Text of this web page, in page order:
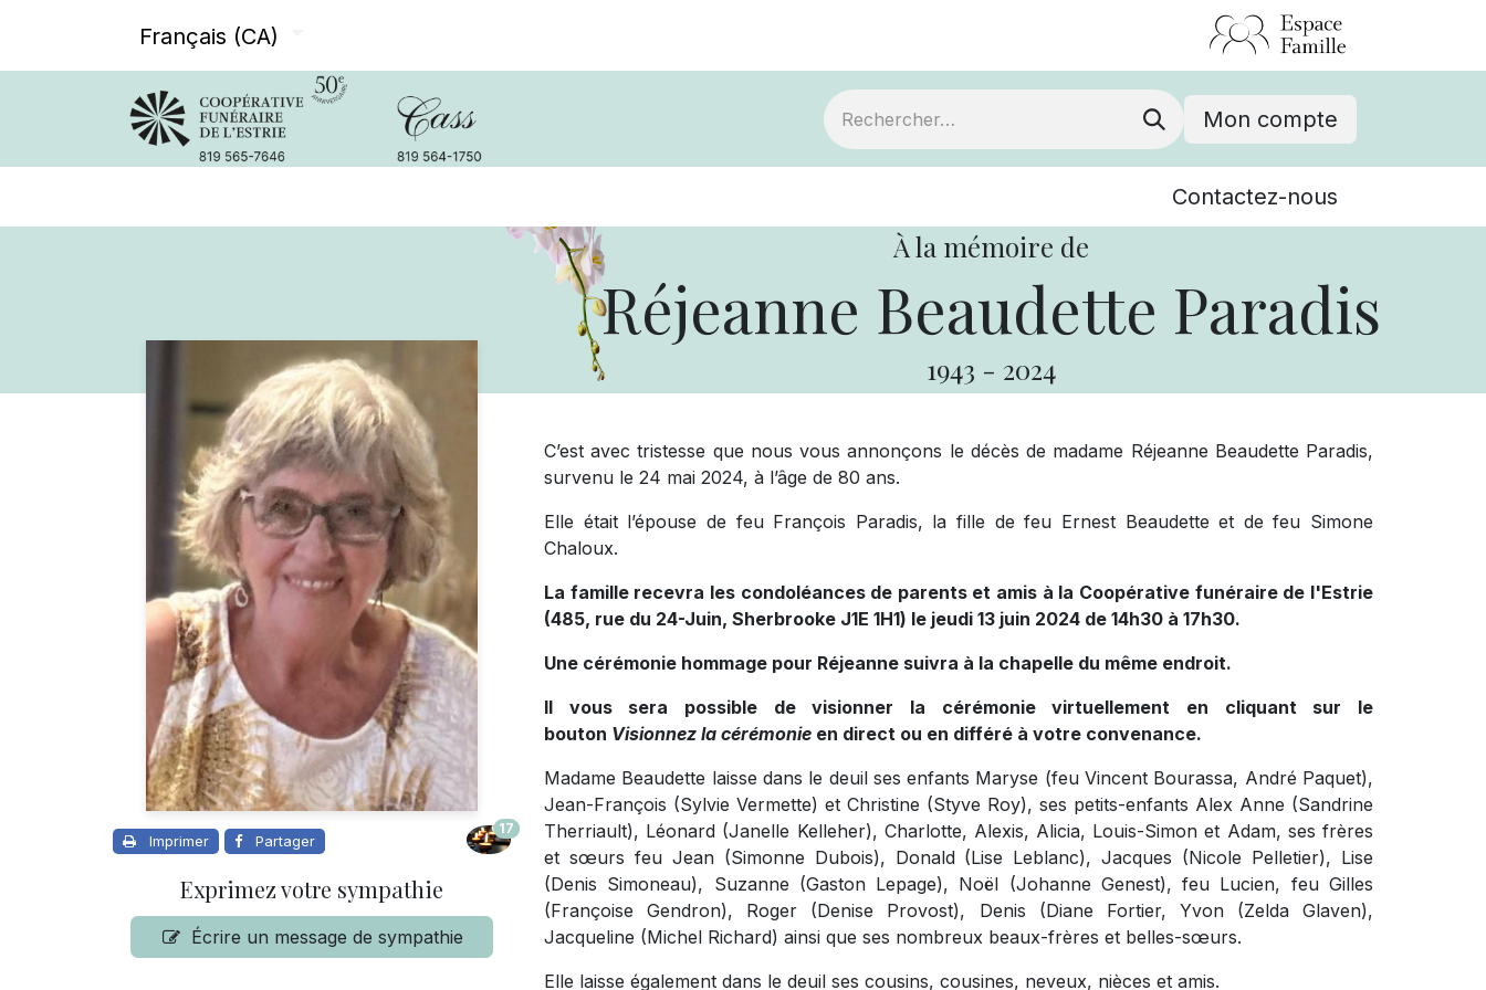
Français (CA)
Mon compte
Événements
Contactez-nous
À la mémoire de
Réjeanne Beaudette Paradis
1943 - 2024
Imprimer Partager
17
Exprimez votre sympathie
Écrire un message de sympathie
C’est avec tristesse que nous vous annonçons le décès de madame Réjeanne Beaudette Paradis,
survenu le 24 mai 2024, à l’âge de 80 ans.
Elle était l’épouse de feu François Paradis, la fille de feu Ernest Beaudette et de feu Simone
Chaloux.
La famille recevra les condoléances de parents et amis à la Coopérative funéraire de l'Estrie
(485, rue du 24-Juin, Sherbrooke J1E 1H1) le jeudi 13 juin 2024 de 14h30 à 17h30.
Une cérémonie hommage pour Réjeanne suivra à la chapelle du même endroit.
Il vous sera possible de visionner la cérémonie virtuellement en cliquant sur le
bouton Visionnez la cérémonie en direct ou en différé à votre convenance.
Madame Beaudette laisse dans le deuil ses enfants Maryse (feu Vincent Bourassa, André Paquet),
Jean-François (Sylvie Vermette) et Christine (Styve Roy), ses petits-enfants Alex Anne (Sandrine
Therriault), Léonard (Janelle Kelleher), Charlotte, Alexis, Alicia, Louis-Simon et Adam, ses frères
et sœurs feu Jean (Simonne Dubois), Donald (Lise Leblanc), Jacques (Nicole Pelletier), Lise
(Denis Simoneau), Suzanne (Gaston Lepage), Noël (Johanne Genest), feu Lucien, feu Gilles
(Françoise Gendron), Roger (Denise Provost), Denis (Diane Fortier, Yvon (Zelda Glaven),
Jacqueline (Michel Richard) ainsi que ses nombreux beaux-frères et belles-sœurs.
Elle laisse également dans le deuil ses cousins, cousines, neveux, nièces et amis.